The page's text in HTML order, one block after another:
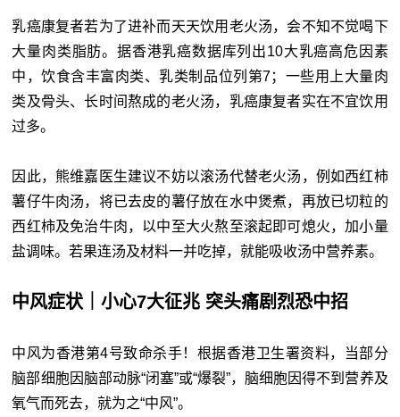
乳癌康复者若为了进补而天天饮用老火汤，会不知不觉喝下
大量肉类脂肪。据香港乳癌数据库列出10大乳癌高危因素
中，饮食含丰富肉类、乳类制品位列第7；一些用上大量肉
类及骨头、长时间熬成的老火汤，乳癌康复者实在不宜饮用
过多。
因此，熊维嘉医生建议不妨以滚汤代替老火汤，例如西红柿
薯仔牛肉汤，将已去皮的薯仔放在水中煲煮，再放已切粒的
西红柿及免治牛肉，以中至大火熬至滚起即可熄火，加小量
盐调味。若果连汤及材料一并吃掉，就能吸收汤中营养素。
中风症状｜小心7大征兆 突头痛剧烈恐中招
中风为香港第4号致命杀手！根据香港卫生署资料，当部分
脑部细胞因脑部动脉“闭塞”或“爆裂”，脑细胞因得不到营养及
氧气而死去，就为之“中风”。